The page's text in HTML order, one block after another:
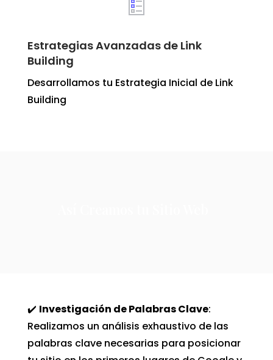
Estrategias Avanzadas de Link
Building
Desarrollamos tu Estrategia Inicial de Link
Building
✔️ Investigación de Palabras Clave:
Realizamos un análisis exhaustivo de las
palabras clave necesarias para posicionar